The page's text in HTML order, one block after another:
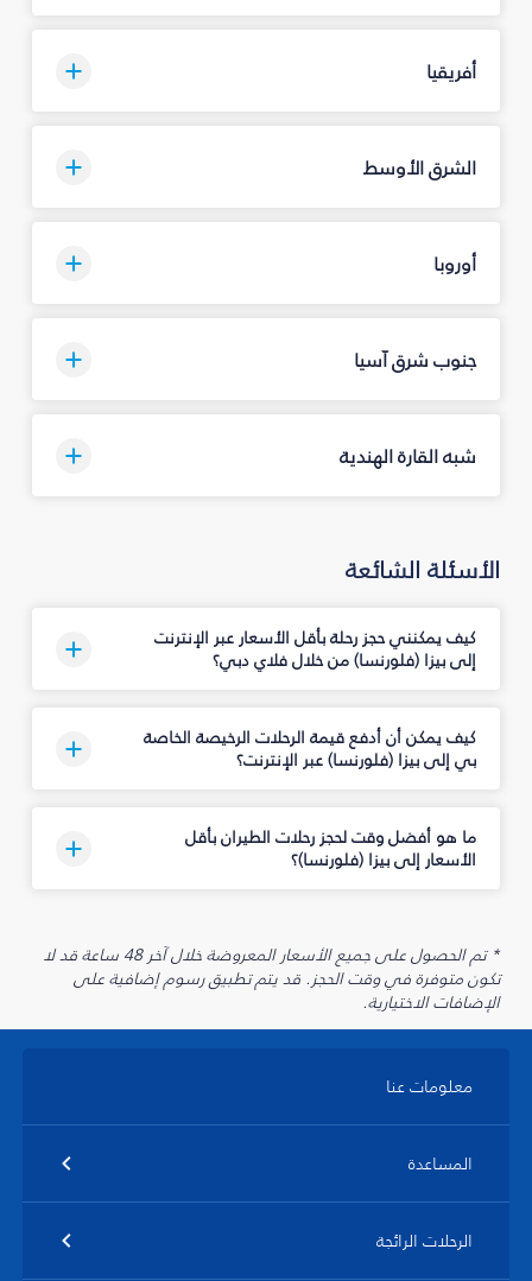
أفريقيا
الشرق الأوسط
أوروبا
جنوب شرق آسيا
شبه القارة الهندية
الأسئلة الشائعة
كيف يمكنني حجز رحلة بأقل الأسعار عبر الإنترنت
إلى بيزا (فلورنسا) من خلال فلاي دبي؟
كيف يمكن أن أدفع قيمة الرحلات الرخيصة الخاصة
بي إلى بيزا (فلورنسا) عبر الإنترنت؟
ما هو أفضل وقت لحجز رحلات الطيران بأقل
الأسعار إلى بيزا (فلورنسا)؟
* تم الحصول على جميع الأسعار المعروضة خلال آخر 48 ساعة قد لا
تكون متوفرة في وقت الحجز. قد يتم تطبيق رسوم إضافية على
الإضافات الاختيارية.
معلومات عنا
المساعدة
الرحلات الرائجة